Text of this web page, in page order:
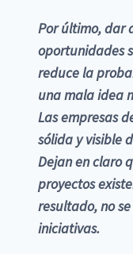
Por último, dar
oportunidades
reduce la
una mala idea
Las empresas
sólida y visible
Dejan en claro
proyectos
resultado, no
iniciativas.